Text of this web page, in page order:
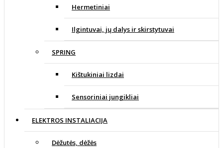
Hermetiniai
Ilgintuvai, jų dalys ir skirstytuvai
SPRING
Kištukiniai lizdai
Sensoriniai jungikliai
ELEKTROS INSTALIACIJA
Dėžutės, dėžės